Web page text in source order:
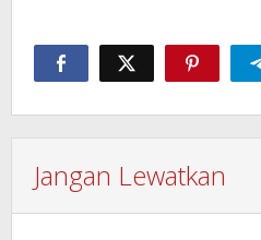
Jangan Lewatkan